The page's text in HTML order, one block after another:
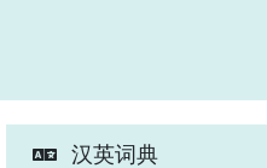
汉英词典